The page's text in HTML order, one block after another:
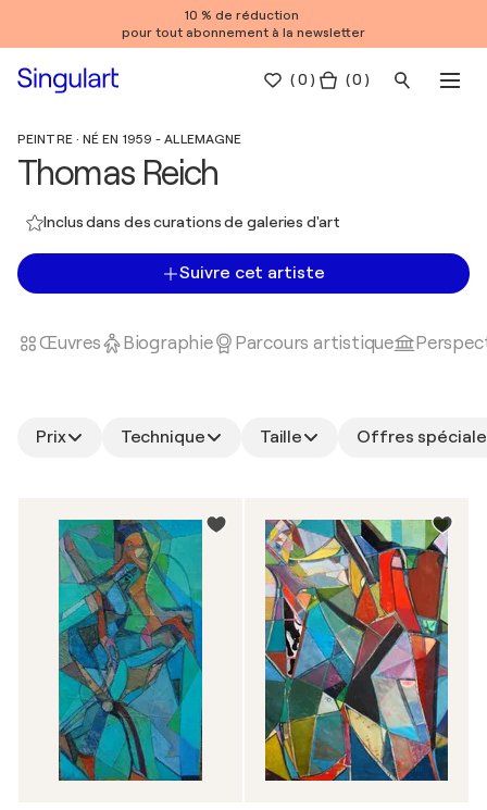
10 % de réduction
pour tout abonnement à la newsletter
(0 ) ( 0 )
PEINTRE · NÉ EN 1959 - ALLEMAGNE
Thomas Reich
Inclus dans des curations de galeries d'art
Suivre cet artiste
Œuvres Biographie Parcours artistique
Prix Technique Taille Offres